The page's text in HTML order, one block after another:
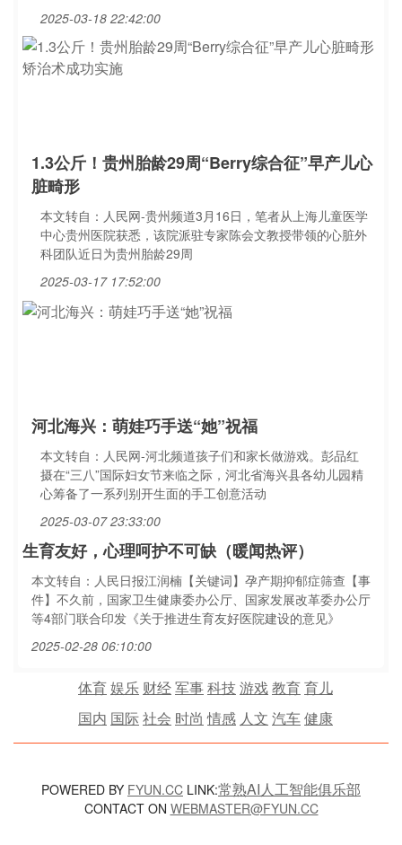
2025-03-18 22:42:00
1.3公斤！贵州胎龄29周“Berry综合征”早产儿心
脏畸形
本文转自：人民网-贵州频道3月16日，笔者从上海儿童医学
中心贵州医院获悉，该院派驻专家陈会文教授带领的心脏外
科团队近日为贵州胎龄29周
2025-03-17 17:52:00
河北海兴：萌娃巧手送“她”祝福
本文转自：人民网-河北频道孩子们和家长做游戏。彭品红
摄在“三八”国际妇女节来临之际，河北省海兴县各幼儿园精
心筹备了一系列别开生面的手工创意活动
2025-03-07 23:33:00
生育友好，心理呵护不可缺（暖闻热评）
本文转自：人民日报江润楠【关键词】孕产期抑郁症筛查【事
件】不久前，国家卫生健康委办公厅、国家发展改革委办公厅
等4部门联合印发《关于推进生育友好医院建设的意见》
2025-02-28 06:10:00
体育娱乐 财经军事科技游戏教育育儿
国内 国际社会 时尚 情感 人文 汽车健康
POWERED BY FYUN.CC LINK:常熟AI人工智能俱乐部
CONTACT ON WEBMASTER@FYUN.CC